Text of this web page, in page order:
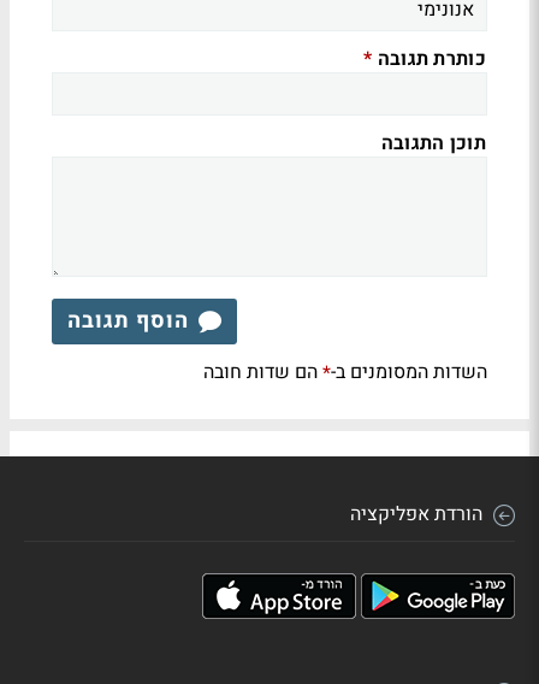
כותרת תגובה *
תוכן התגובה
הוסף תגובה
השדות המסומנים ב-*הם שדות חובה
הורדת אפליקציה